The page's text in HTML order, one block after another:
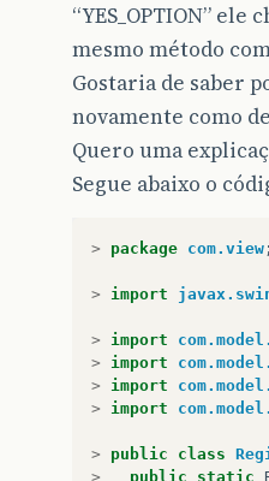
“YES_OPTION”
mesmo método
Gostaria de saber
novamente como
Quero uma
Segue abaixo o
> package com.view ;
> import
> import
>
import
>
import
>
import
> public class
>
public static